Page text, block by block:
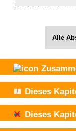
Alle
Dieses
Dieses